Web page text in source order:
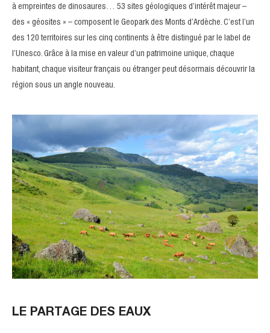
à empreintes de dinosaures… 53 sites géologiques d’intérêt majeur –
des « géosites » – composent le Geopark des Monts d’Ardèche. C’est l’un
des 120 territoires sur les cinq continents à être distingué par le label de
l’Unesco. Grâce à la mise en valeur d’un patrimoine unique, chaque
habitant, chaque visiteur français ou étranger peut désormais découvrir la
région sous un angle nouveau.
LE PARTAGE DES EAUX